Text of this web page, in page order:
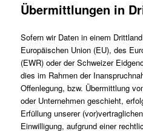
Übermittlungen in
Sofern wir Daten in einem
Europäischen Union (EU), des
(EWR) oder der Schweizer
dies im Rahmen der
Offenlegung, bzw. Übermittlung
oder Unternehmen geschieht,
Erfüllung unserer
Einwilligung, aufgrund einer